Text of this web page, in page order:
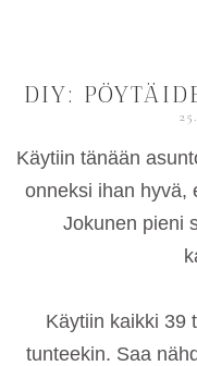
DIY:
Käytiin tänään
onneksi ihan hyvä,
Jokunen pieni
Käytiin kaikki 39
tunteekin. Saa